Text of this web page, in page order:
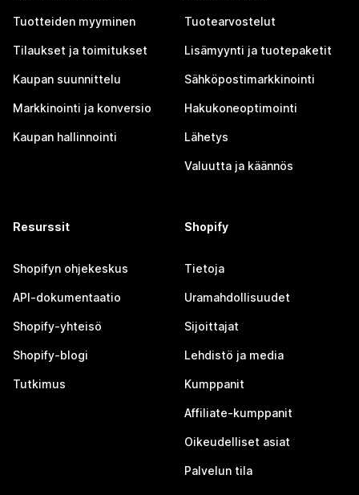
Tuotteiden myyminen
Tilaukset ja toimitukset
Kaupan suunnittelu
Markkinointi ja konversio
Kaupan hallinnointi
Tuotearvostelut
Lisämyynti ja tuotepaketit
Sähköpostimarkkinointi
Hakukoneoptimointi
Lähetys
Valuutta ja käännös
Resurssit
Shopifyn ohjekeskus
API-dokumentaatio
Shopify-yhteisö
Shopify-blogi
Tutkimus
Shopify
Tietoja
Uramahdollisuudet
Sijoittajat
Lehdistö ja media
Kumppanit
Affiliate-kumppanit
Oikeudelliset asiat
Palvelun tila